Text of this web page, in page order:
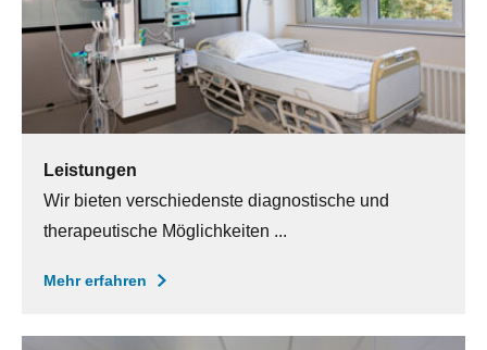
Leistungen
Wir bieten verschiedenste diagnostische und
therapeutische Möglichkeiten ...
Mehr erfahren